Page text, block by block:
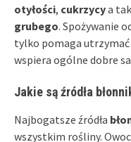
otyłości, cukrzycya
grubego. Spożywanie
tylko pomaga utrzymać
wspiera ogólne dobre
Jakie są źródła
Najbogatsze źródła
wszystkim rośliny.